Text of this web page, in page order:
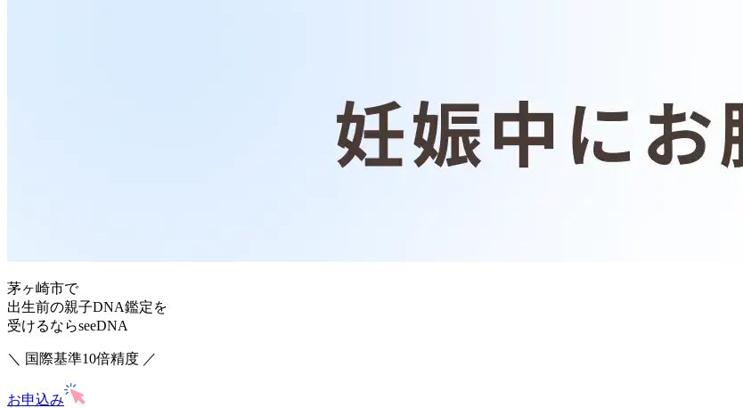
茅ヶ崎市で
出生前の親子DNA鑑定を
受けるならseeDNA
＼ 国際基準10倍精度 ／
お申込み